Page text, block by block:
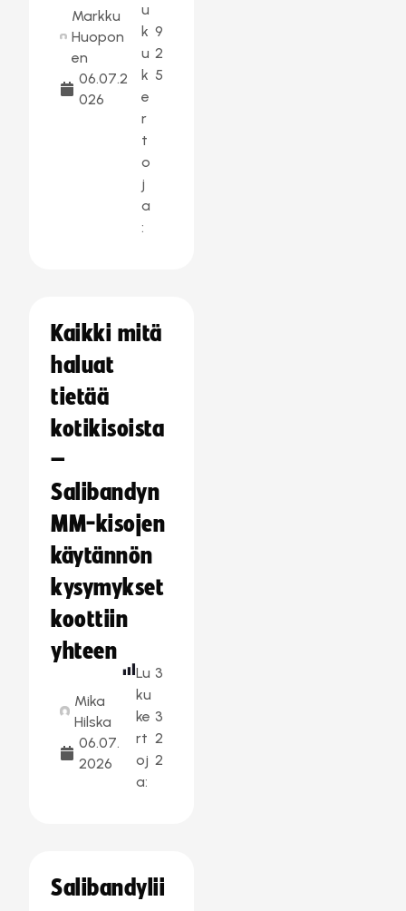
Markku
Huopon
en
06.07.2
026
u
k
u
k
e
r
t
o
j
a
:
9
2
5
Kaikki mitä
haluat
tietää
kotikisoista
–
Salibandyn
MM-kisojen
käytännön
kysymykset
koottiin
yhteen
Mika
Hilska
06.07.
2026
Lu
ku
ke
rt
oj
a:
3
3
2
2
Salibandylii